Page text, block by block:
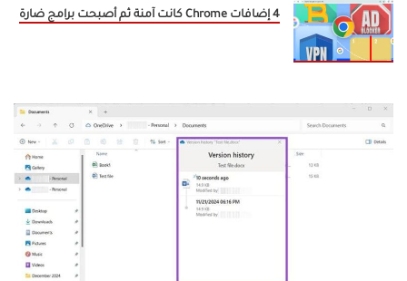
4 إضافات Chrome كانت آمنة ثم أصبحت برامج ضارة